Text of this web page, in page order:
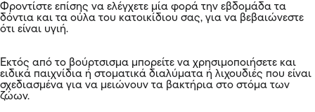
Φροντίστε επίσης να ελέγχετε μία φορά την εβδομάδα τα
δόντια και τα ούλα του κατοικίδιου σας, για να βεβαιώνεστε
ότι είναι υγιή.
Εκτός από το βούρτσισμα μπορείτε να χρησιμοποιήσετε και
ειδικά παιχνίδια ή στοματικά διαλύματα ή λιχουδιές που είναι
σχεδιασμένα για να μειώνουν τα βακτήρια στο στόμα των
ζώων.